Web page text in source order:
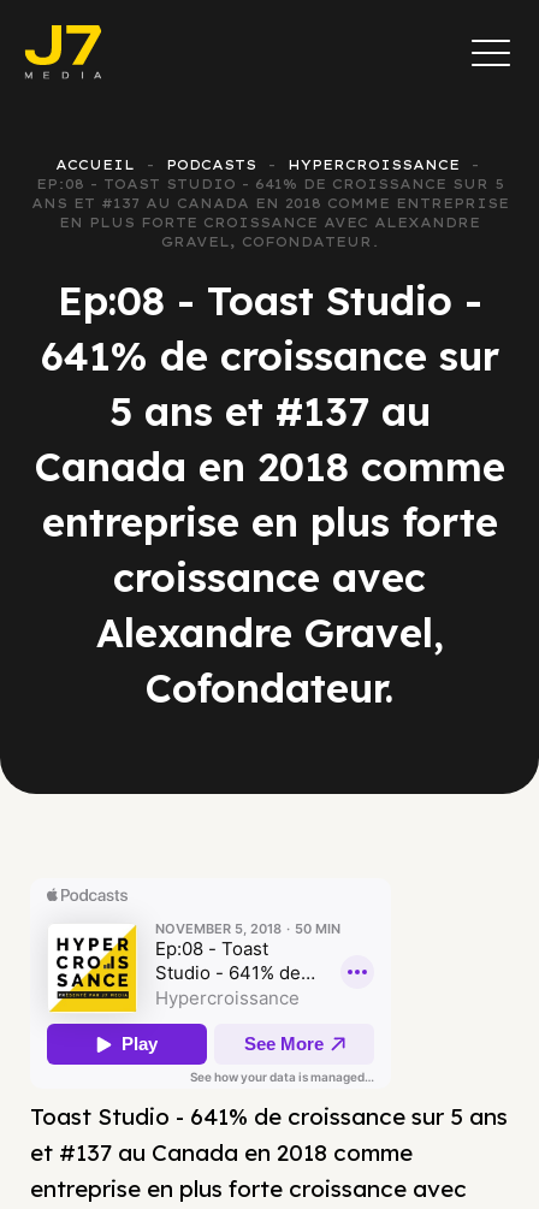
ACCUEIL PODCASTS
HYPERCROISSANCE
EP:08 - TOAST STUDIO - 641% DE CROISSANCE SUR 5
ANS ET #137 AU CANADA EN 2018 COMME ENTREPRISE
EN PLUS FORTE CROISSANCE AVEC ALEXANDRE
GRAVEL, COFONDATEUR.
Ep:08 - Toast Studio -
641% de croissance sur
5 ans et #137 au
Canada en 2018 comme
entreprise en plus forte
croissance avec
Alexandre Gravel,
Cofondateur.
Toast Studio - 641% de croissance sur 5 ans
et #137 au Canada en 2018 comme
entreprise en plus forte croissance avec